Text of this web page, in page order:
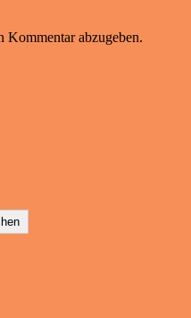
Kommentar abzugeben.